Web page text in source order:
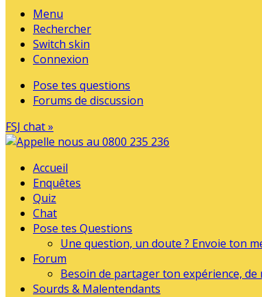
Menu
Rechercher
Switch skin
Connexion
Pose tes questions
Forums de discussion
FSJ chat »
Accueil
Enquêtes
Quiz
Chat
Pose tes Questions
Une question, un doute ? Envoie ton
Forum
Besoin de partager ton expérience, de
Sourds & Malentendants